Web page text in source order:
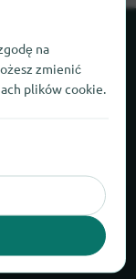
na
zmienić
plików cookie.